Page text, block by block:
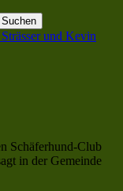
und Kevin
Schäferhund-Club
in der Gemeinde